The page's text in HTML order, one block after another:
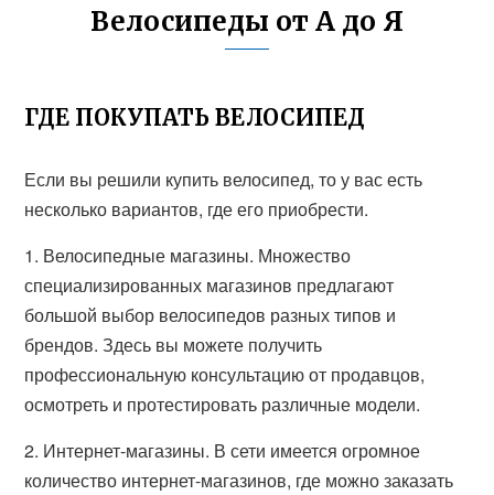
Велосипеды от А до Я
ГДЕ ПОКУПАТЬ ВЕЛОСИПЕД
Если вы решили купить велосипед, то у вас есть
несколько вариантов, где его приобрести.
1. Велосипедные магазины. Множество
специализированных магазинов предлагают
большой выбор велосипедов разных типов и
брендов. Здесь вы можете получить
профессиональную консультацию от продавцов,
осмотреть и протестировать различные модели.
2. Интернет-магазины. В сети имеется огромное
количество интернет-магазинов, где можно заказать